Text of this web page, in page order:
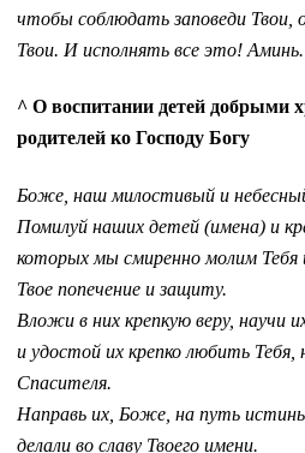
чтобы соблюдать заповеди Твои,
Твои. И исполнять все это! Аминь.
^ О воспитании детей добрыми
родителей ко Господу Богу
Боже, наш милостивый и
Помилуй наших детей (имена) и
которых мы смиренно молим Тебя
Твое попечение и защиту.
Вложи в них крепкую веру, научи
и удостой их крепко любить Тебя,
Спасителя.
Направь их, Боже, на путь
делали во славу Твоего имени.